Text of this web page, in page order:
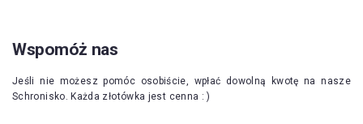
Wspomóż nas
Jeśli nie możesz pomóc osobiście, wpłać dowolną kwotę na nasze
Schronisko. Każda złotówka jest cenna : )